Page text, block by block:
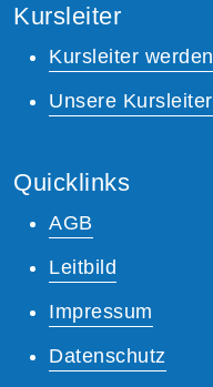
Kursleiter
Kursleiter werden
Unsere Kursleiter
Quicklinks
AGB
Leitbild
Impressum
Datenschutz